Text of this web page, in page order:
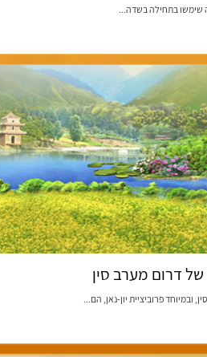
שימשו בתחילה בשדה...
של דרום מערב סין
ובמיוחד פרוביציית יון-נאן, הם...